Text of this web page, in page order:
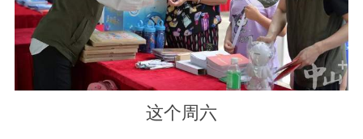
这个周六